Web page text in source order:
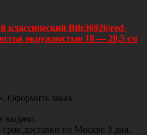
классический Btlr36926\red-
окружностью 18 — 20,5 см
Оформить заказ.
выдачи.
доставки по Москве 3 дня.